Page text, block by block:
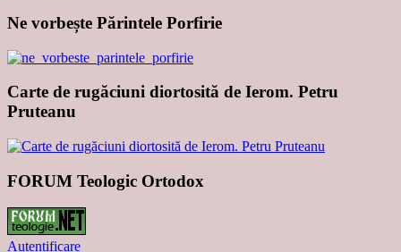
Ne vorbește Părintele Porfirie
Carte de rugăciuni diortosită de Ierom. Petru
Pruteanu
FORUM Teologic Ortodox
Autentificare